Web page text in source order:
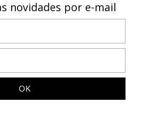
novidades por e-mail